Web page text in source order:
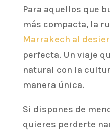
Para aquellos que
más compacta, la
Marrakech al
perfecta. Un viaje
natural con la
manera única.
Si dispones de
quieres perderte